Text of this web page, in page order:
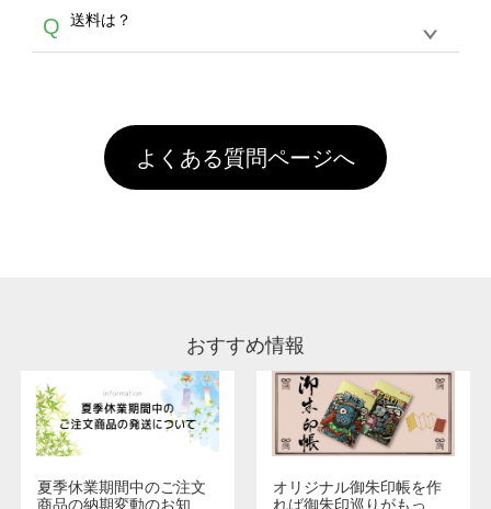
からご利用頂けます。ポイントの有効期限は一
年間です。【会員ランク】過去10カ月のご注
文回数により会員ランク割引(最大5%)が適用
頂いても、ログインがされていなければ、ラン
クにカウントがされません。
といって、プリントを定着させるための処理剤
を塗布しており、短納期・低価格で商品をお届
害な性質で、水洗いで落とすことが可能です。
お手数ですが、お客様ご自身にて着用前に落と
していただけますようお願いいたします。※1
通常注文・直送機能でのご注文に関わらず、前
A
ません。いずれのデータも該当デザインのみ画
像(JPEG,PNG,GIF,PDF)に変換、またはAdobe
Q 送料は？
引」などによるお値引きで4,000円未満になる
場合は送料がかかりますので、ご注意くださ
い。
よくある質問ページへ
おすすめ情報
夏季休業期間中のご注文
商品の納期変動のお知ら
オリジナル御朱印帳を作
れば御朱印巡りがもっと